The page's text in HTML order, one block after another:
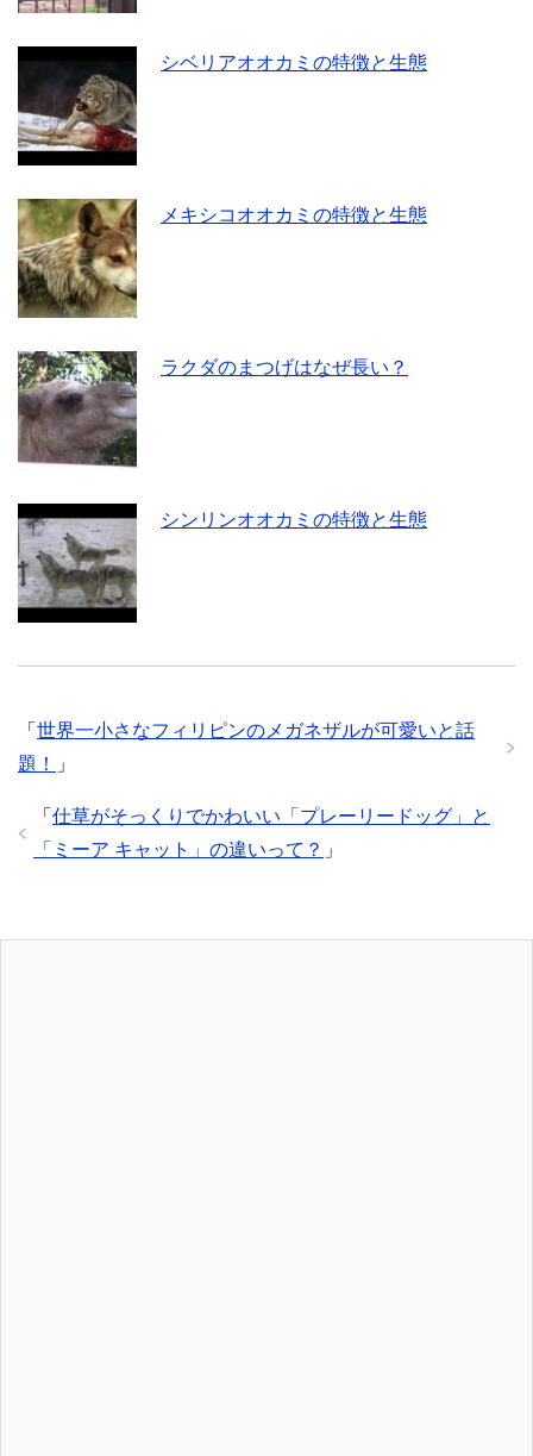
シベリアオオカミの特徴と生態
メキシコオオカミの特徴と生態
ラクダのまつげはなぜ長い？
シンリンオオカミの特徴と生態
「 世界一小さなフィリピンのメガネザルが可愛いと話
題！
」
「 仕草がそっくりでかわいい「プレーリードッグ」と
「ミーア キャット」の違いって？ 」